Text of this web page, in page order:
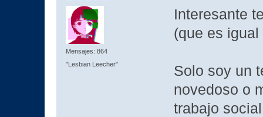
Mensajes: 864
"Lesbian Leecher"
Interesante
(que es
Solo soy un
novedoso o
trabajo